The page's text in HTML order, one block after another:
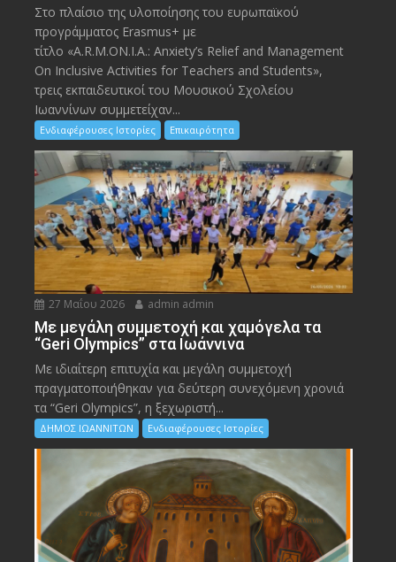
Στο πλαίσιο της υλοποίησης του ευρωπαϊκού
προγράμματος Erasmus+ με
τίτλο «A.R.M.ON.I.A.: Anxiety’s Relief and Management
On Inclusive Activities for Teachers and Students»,
τρεις εκπαιδευτικοί του Μουσικού Σχολείου
Ιωαννίνων συμμετείχαν...
Ενδιαφέρουσες Ιστορίες Επικαιρότητα
27 Μαΐου 2026 admin admin
Με μεγάλη συμμετοχή και χαμόγελα τα
“Geri Olympics” στα Ιωάννινα
Με ιδιαίτερη επιτυχία και μεγάλη συμμετοχή
πραγματοποιήθηκαν για δεύτερη συνεχόμενη χρονιά
τα “Geri Olympics”, η ξεχωριστή...
ΔΗΜΟΣ ΙΩΑΝΝΙΤΩΝ Ενδιαφέρουσες Ιστορίες